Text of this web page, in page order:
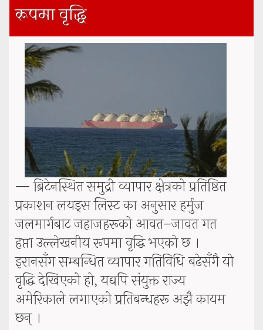
रूपमा वृद्धि
— ब्रिटेनस्थित समुद्री व्यापार क्षेत्रको प्रतिष्ठित
प्रकाशन लयड्स लिस्ट का अनुसार हर्मुज
जलमार्गबाट जहाजहरूको आवत–जावत गत
हप्ता उल्लेखनीय रूपमा वृद्धि भएको छ ।
इरानसँग सम्बन्धित व्यापार गतिविधि बढेसँगै यो
वृद्धि देखिएको हो, यद्यपि संयुक्त राज्य
अमेरिकाले लगाएको प्रतिबन्धहरू अझै कायम
छन् ।